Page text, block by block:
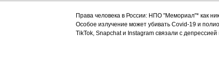
Права человека в России: НПО "Мемориал"* как
Особое излучение может убивать Covid-19 и
TikTok, Snapchat и Instagram связали с